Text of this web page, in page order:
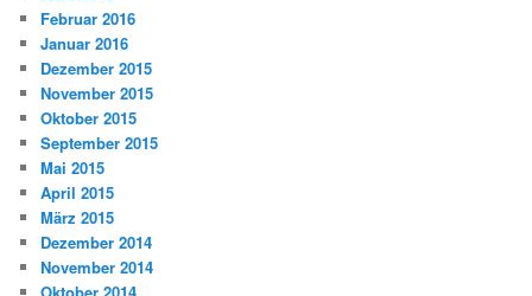
Februar 2016
Januar 2016
Dezember 2015
November 2015
Oktober 2015
September 2015
Mai 2015
April 2015
März 2015
Dezember 2014
November 2014
Oktober 2014